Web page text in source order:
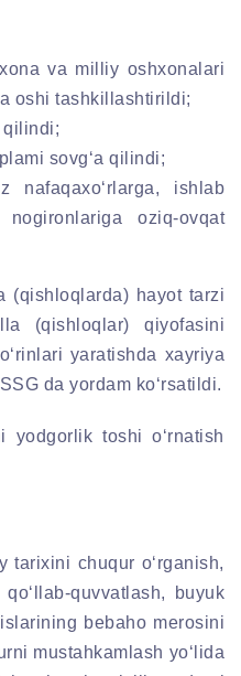
va milliy oshxonalari
oshi tashkillashtirildi;
qilindi;
sovg‘a qilindi;
ishlab
oziq-ovqat
(qishloqlarda) hayot tarzi
(qishloqlar) qiyofasini
yaratishda xayriya
da yordam ko‘rsatildi.
yodgorlik toshi o‘rnatish
tarixini chuqur o‘rganish,
quvvatlash, buyuk
bebaho merosini
mustahkamlash yo‘lida